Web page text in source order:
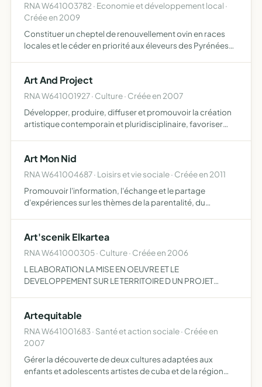
RNA W641003782 · Economie et développement local ·
Créée en 2009
Constituer un cheptel de renouvellement ovin en races
locales et le céder en priorité aux éleveurs des Pyrénées
Art And Project
RNA W641001927 · Culture · Créée en 2007
Développer, produire, diffuser et promouvoir la création
artistique contemporain et pluridisciplinaire, favoriser
Art Mon Nid
RNA W641004687 · Loisirs et vie sociale · Créée en 2011
Promouvoir l'information, l'échange et le partage
d'expériences sur les thèmes de la parentalité, du
Art'scenik Elkartea
RNA W641000305 · Culture · Créée en 2006
L ELABORATION LA MISE EN OEUVRE ET LE
DEVELOPPEMENT SUR LE TERRITOIRE D UN PROJET
ARTISTIQUES ETC...
Artequitable
RNA W641001683 · Santé et action sociale · Créée en
2007
Gérer la découverte de deux cultures adaptées aux
enfants et adolescents artistes de cuba et de la région